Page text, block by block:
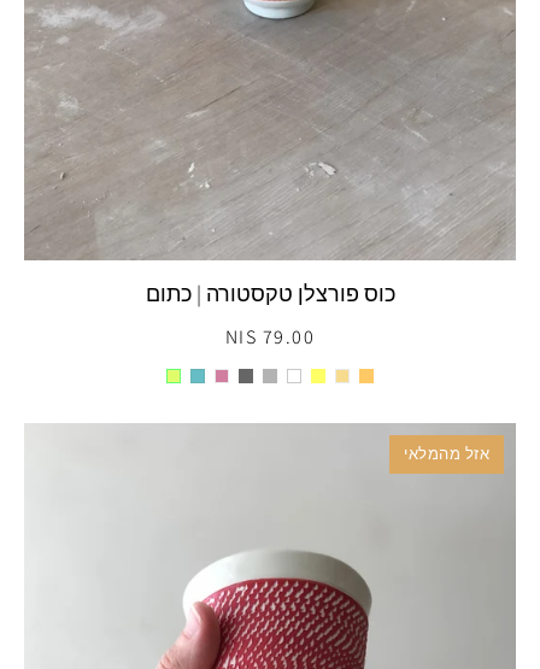
79.00 NIS
כוס פורצלן טקסטורה | כתום
אזל מהמלאי